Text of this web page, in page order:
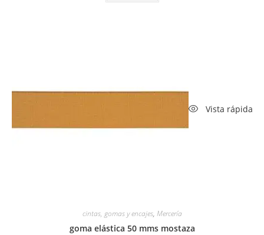
Vista rápida
cintas, gomas y encajes, Mercería
goma elástica 50 mms mostaza